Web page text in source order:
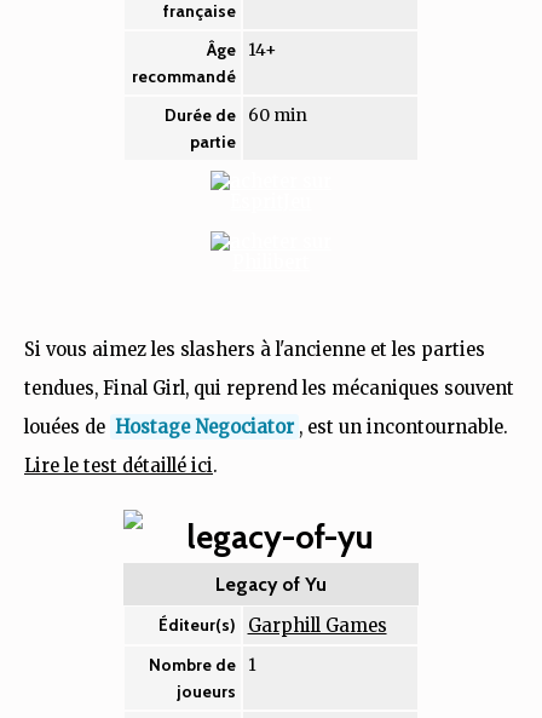
française
Âge
recommandé
14+
Durée de
partie
60 min
Si vous aimez les slashers à l'ancienne et les parties
tendues, Final Girl, qui reprend les mécaniques souvent
louées de Hostage Negociator , est un incontournable.
Lire le test détaillé ici.
Legacy of Yu
Éditeur(s) Garphill Games
Nombre de
joueurs
1